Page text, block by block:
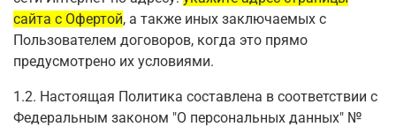
сайта с Офертой, а также иных заключаемых с
Пользователем договоров, когда это прямо
предусмотрено их условиями.
1.2. Настоящая Политика составлена в соответствии с
Федеральным законом "О персональных данных" №